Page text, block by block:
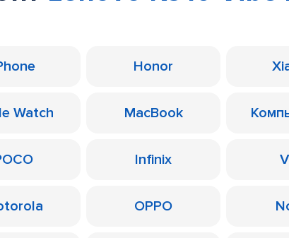
Honor
Watch MacBook
Infinix
OPPO